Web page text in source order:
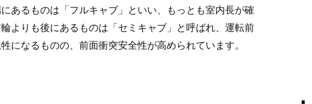
あるものは「フルキャブ」といい、もっとも室内長が確
よりも後にあるものは「セミキャブ」と呼ばれ、運転前
になるものの、前面衝突安全性が高められています。